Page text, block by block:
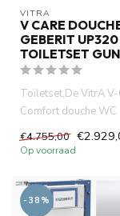
VITRA
V CARE
GEBERIT UP320
TOILETSET
Toiletset,De VitrA
Comfort douche WC
combineert hig-tech
technologie, com...
€4.755,00
Op voorraad
-38%